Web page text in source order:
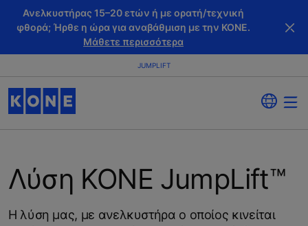
Ανελκυστήρας 15–20 ετών ή με ορατή/τεχνική
φθορά; Ήρθε η ώρα για αναβάθμιση με την KONE.
Μάθετε περισσότερα
JUMPLIFT
Λύση KONE JumpLift™
Η λύση μας, με ανελκυστήρα ο οποίος κινείται